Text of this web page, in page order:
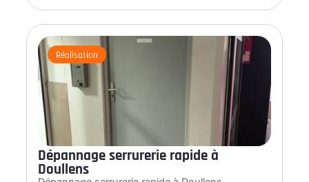
Réalisation
Dépannage serrurerie rapide à
Doullens